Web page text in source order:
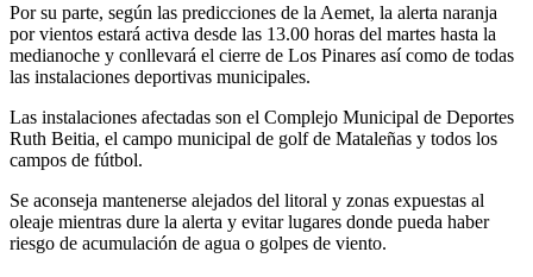
Por su parte, según las predicciones de la Aemet, la alerta naranja
por vientos estará activa desde las 13.00 horas del martes hasta la
medianoche y conllevará el cierre de Los Pinares así como de todas
las instalaciones deportivas municipales.
Las instalaciones afectadas son el Complejo Municipal de Deportes
Ruth Beitia, el campo municipal de golf de Mataleñas y todos los
campos de fútbol.
Se aconseja mantenerse alejados del litoral y zonas expuestas al
oleaje mientras dure la alerta y evitar lugares donde pueda haber
riesgo de acumulación de agua o golpes de viento.